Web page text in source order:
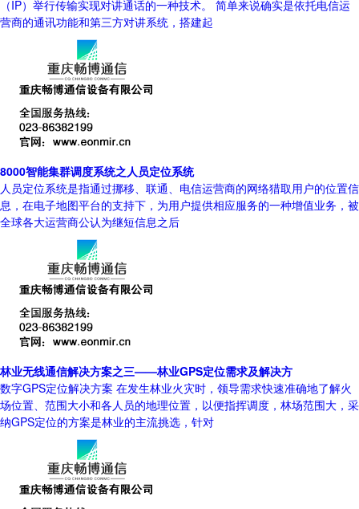
（IP）举行传输实现对讲通话的一种技术。 简单来说确实是依托电信运
营商的通讯功能和第三方对讲系统，搭建起
8000智能集群调度系统之人员定位系统
人员定位系统是指通过挪移、联通、电信运营商的网络猎取用户的位置信
息，在电子地图平台的支持下，为用户提供相应服务的一种增值业务，被
全球各大运营商公认为继短信息之后
林业无线通信解决方案之三——林业GPS定位需求及解决方
数字GPS定位解决方案 在发生林业火灾时，领导需求快速准确地了解火
场位置、范围大小和各人员的地理位置，以便指挥调度，林场范围大，采
纳GPS定位的方案是林业的主流挑选，针对